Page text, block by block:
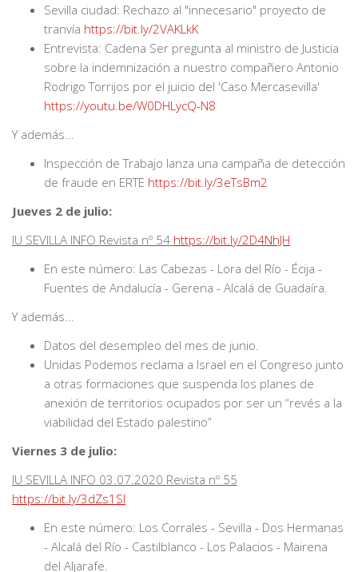
Sevilla ciudad: Rechazo al "innecesario" proyecto de
tranvía https://bit.ly/2VAKLkK
Entrevista: Cadena Ser pregunta al ministro de Justicia
sobre la indemnización a nuestro compañero Antonio
Rodrigo Torrijos por el juicio del 'Caso Mercasevilla'
https://youtu.be/W0DHLycQ-N8
Y además...
Inspección de Trabajo lanza una campaña de detección
de fraude en ERTE https://bit.ly/3eTsBm2
Jueves 2 de julio:
IU SEVILLA INFO Revista nº 54 https://bit.ly/2D4NhJH
En este número: Las Cabezas - Lora del Río - Écija -
Fuentes de Andalucía - Gerena - Alcalá de Guadaíra.
Y además...
Datos del desempleo del mes de junio.
Unidas Podemos reclama a Israel en el Congreso junto
a otras formaciones que suspenda los planes de
anexión de territorios ocupados por ser un “revés a la
viabilidad del Estado palestino”
Viernes 3 de julio:
IU SEVILLA INFO 03.07.2020 Revista nº 55
https://bit.ly/3dZs1Sl
En este número: Los Corrales - Sevilla - Dos Hermanas
- Alcalá del Río - Castilblanco - Los Palacios - Mairena
del Aljarafe.